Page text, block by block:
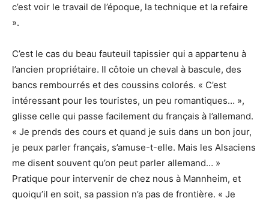
c’est voir le travail de l’époque, la technique et la refaire
».
C’est le cas du beau fauteuil tapissier qui a appartenu à
l’ancien propriétaire. Il côtoie un cheval à bascule, des
bancs rembourrés et des coussins colorés. « C’est
intéressant pour les touristes, un peu romantiques… »,
glisse celle qui passe facilement du français à l’allemand.
« Je prends des cours et quand je suis dans un bon jour,
je peux parler français, s’amuse-t-elle. Mais les Alsaciens
me disent souvent qu’on peut parler allemand… »
Pratique pour intervenir de chez nous à Mannheim, et
quoiqu’il en soit, sa passion n’a pas de frontière. « Je